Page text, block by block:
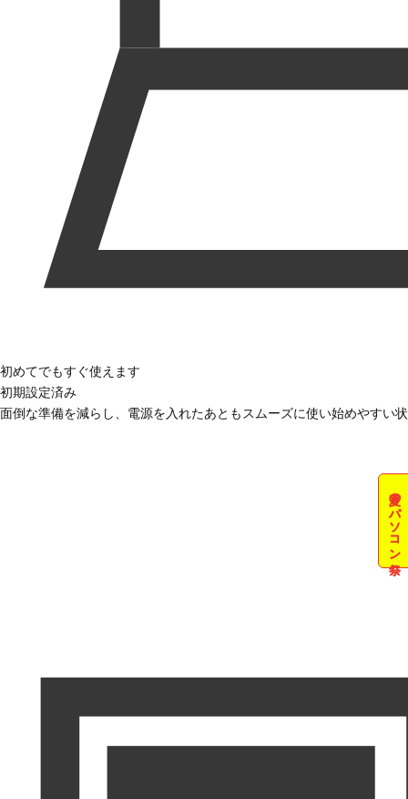
夏のパソコン祭
初めてでもすぐ使えます
初期設定済み
面倒な準備を減らし、電源を入れたあともスムーズに使い始めやすい